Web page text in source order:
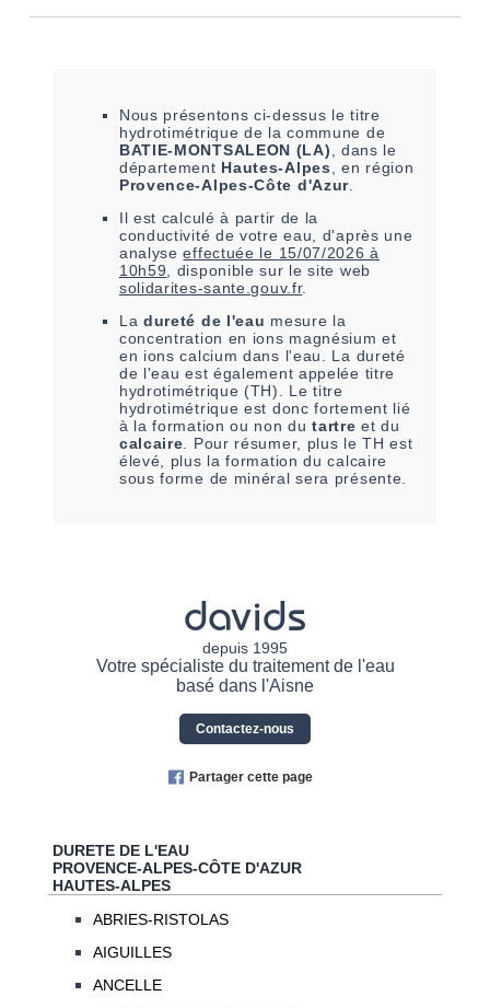
Nous présentons ci-dessus le titre
hydrotimétrique de la commune de
BATIE-MONTSALEON (LA) , dans le
département Hautes-Alpes
, en région
Provence-Alpes-Côte d'Azur
Il est calculé à partir de la
conductivité de votre eau,
d'après une
analyseeffectuée le 15/07/2026 à
10h59 , disponible sur le site web
solidarites-sante.gouv.fr.
La dureté de l'eau mesure la
concentration en ions magnésium et
en ions calcium dans l'eau. La dureté
de l'eau est également appelée titre
hydrotimétrique (TH). Le titre
hydrotimétrique est donc fortement lié
à la formation ou non dutartre et du
calcaire . Pour résumer, plus le TH est
élevé, plus la formation du calcaire
sous forme de minéral sera présente.
davids
depuis 1995
Votre spécialiste du traitement de l'eau
basé dans l'Aisne
Contactez-nous
Partager cette page
DURETE DE L'EAU
PROVENCE-ALPES-CÔTE D'AZUR
HAUTES-ALPES
ABRIES-RISTOLAS
AIGUILLES
ANCELLE